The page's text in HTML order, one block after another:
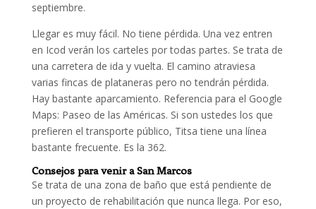
septiembre.
Llegar es muy fácil. No tiene pérdida. Una vez entren
en Icod verán los carteles por todas partes. Se trata de
una carretera de ida y vuelta. El camino atraviesa
varias fincas de plataneras pero no tendrán pérdida.
Hay bastante aparcamiento. Referencia para el Google
Maps: Paseo de las Américas. Si son ustedes los que
prefieren el transporte público, Titsa tiene una línea
bastante frecuente. Es la 362.
Consejos para venir a San Marcos
Se trata de una zona de baño que está pendiente de
un proyecto de rehabilitación que nunca llega. Por eso,